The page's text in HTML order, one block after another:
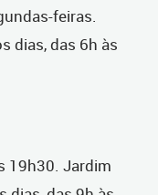
feiras.
dias, das 6h às
19h30. Jardim